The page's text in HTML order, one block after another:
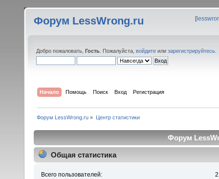
Форум LessWrong.ru [
Добро пожаловать, Гость . Пожалуйста, войдите или зарегистрируйтесь
Начало Помощь Поиск Вход Регистрация
Форум LessWrong.ru » Центр статистики
Форум
Общая статистика
Всего пользователей: